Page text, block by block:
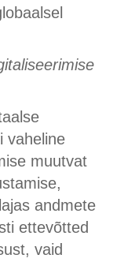
vaheline
muutvat
andmete
ettevõtted
vaid